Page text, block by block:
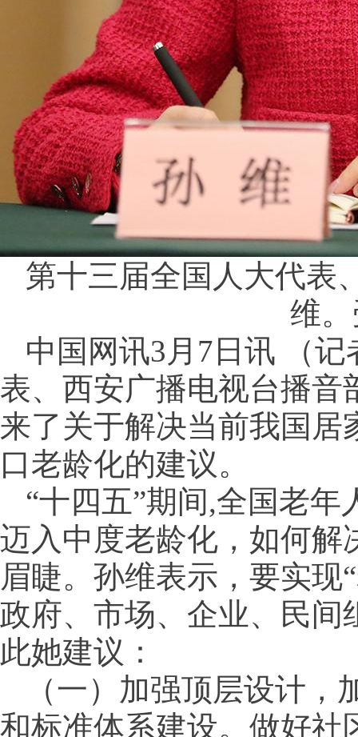
第十三届全国人大代表
维
中国网讯3月7日讯 （
表、西安广播电视台播音
来了关于解决当前我国居
口老龄化的建议。
“十四五”期间,全国老
迈入中度老龄化，如何解
眉睫。孙维表示，要实现
政府、市场、企业、民间
此她建议：
（一）加强顶层设计
和标准体系建设。做好社